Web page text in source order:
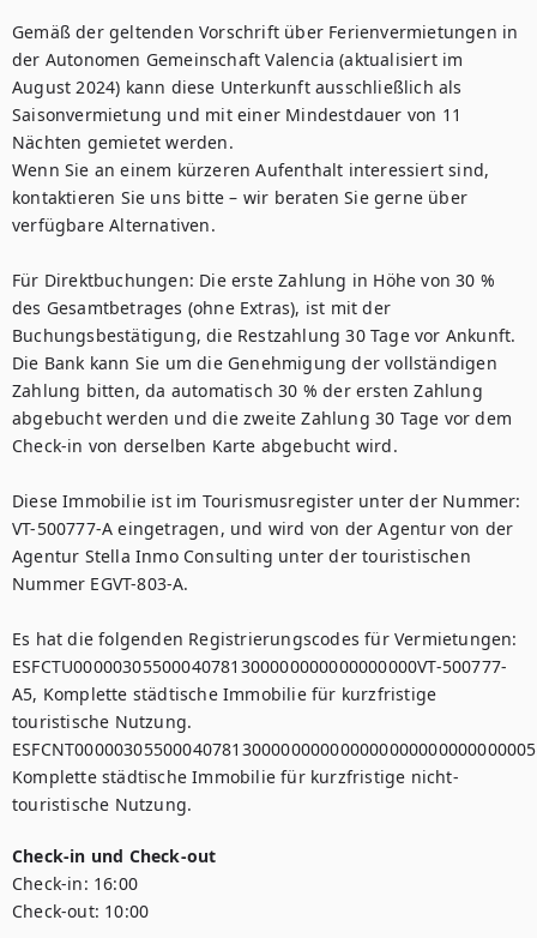
Gemäß der geltenden Vorschrift über Ferienvermietungen in
der Autonomen Gemeinschaft Valencia (aktualisiert im
August 2024) kann diese Unterkunft ausschließlich als
Saisonvermietung und mit einer Mindestdauer von 11
Nächten gemietet werden.
Wenn Sie an einem kürzeren Aufenthalt interessiert sind,
kontaktieren Sie uns bitte – wir beraten Sie gerne über
verfügbare Alternativen.
Für Direktbuchungen: Die erste Zahlung in Höhe von 30 %
des Gesamtbetrages (ohne Extras), ist mit der
Buchungsbestätigung, die Restzahlung 30 Tage vor Ankunft.
Die Bank kann Sie um die Genehmigung der vollständigen
Zahlung bitten, da automatisch 30 % der ersten Zahlung
abgebucht werden und die zweite Zahlung 30 Tage vor dem
Check-in von derselben Karte abgebucht wird.
Diese Immobilie ist im Tourismusregister unter der Nummer:
VT-500777-A eingetragen, und wird von der Agentur von der
Agentur Stella Inmo Consulting unter der touristischen
Nummer EGVT-803-A.
Es hat die folgenden Registrierungscodes für Vermietungen:
ESFCTU00000305500040781300000000000000000VT-500777-
A5, Komplette städtische Immobilie für kurzfristige
touristische Nutzung.
Komplette städtische Immobilie für kurzfristige nicht-
touristische Nutzung.
Check-in und Check-out
Check-in: 16:00
Check-out: 10:00